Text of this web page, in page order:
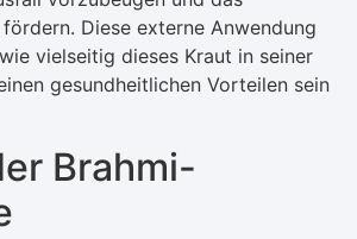
Diese externe Anwendung
vielseitig dieses Kraut in seiner
gesundheitlichen Vorteilen sein
Brahmi-